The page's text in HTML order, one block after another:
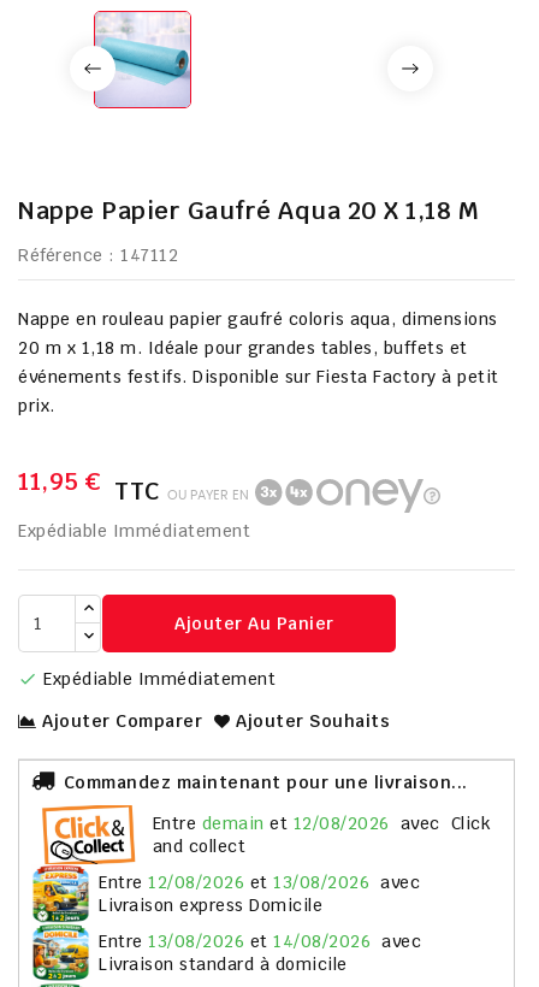
Nappe Papier Gaufré Aqua 20 X 1,18 M
Référence : 147112
Nappe en rouleau papier gaufré coloris aqua, dimensions
20 m x 1,18 m. Idéale pour grandes tables, buffets et
événements festifs. Disponible sur Fiesta Factory à petit
prix.
11,95 € TTC OU PAYER EN
Expédiable Immédiatement
Ajouter Au Panier
 Expédiable Immédiatement
Ajouter Comparer
Ajouter Souhaits
Commandez maintenant pour une livraison...
entre demain et 12/08/2026 avec Click
and collect
entre 12/08/2026 et 13/08/2026 avec
Livraison express Domicile
entre 13/08/2026 et 14/08/2026 avec
Livraison standard à domicile